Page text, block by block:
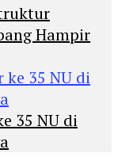
Hampir
35 NU di